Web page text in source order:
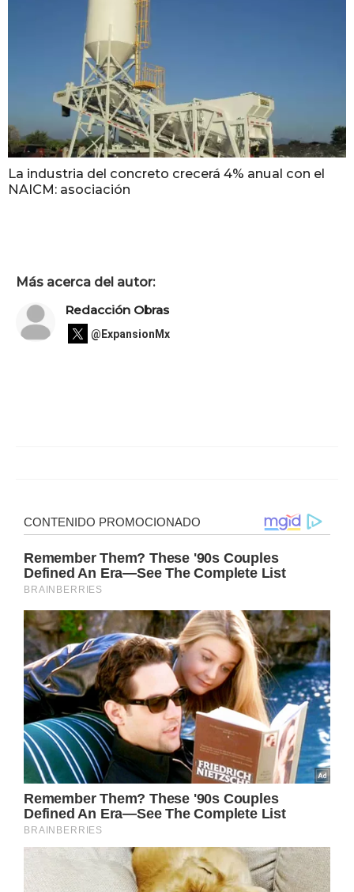
La industria del concreto crecerá 4% anual con el
NAICM: asociación
Más acerca del autor:
Redacción Obras
@ExpansionMx